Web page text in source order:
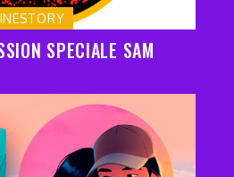
SPECIALE SAM